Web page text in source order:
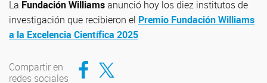
La Fundación Williamsanunció hoy los diez institutos de
investigación que recibieron el Premio Fundación Williams
a la Excelencia Científica 2025
Compartir en
redes sociales
Compartir en Facebook
Compartir en Twitter